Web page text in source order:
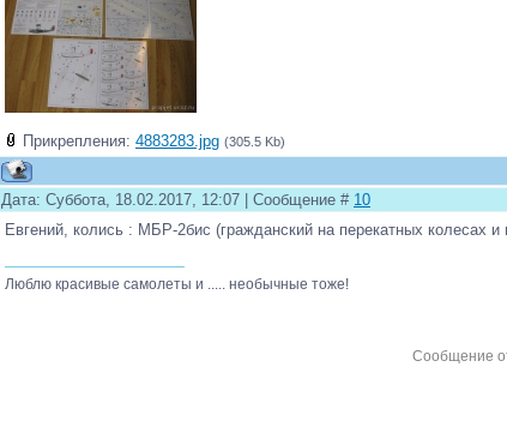
Прикрепления: 4883283.jpg (305.5 Kb)
Дата: Суббота, 18.02.2017, 12:07 | Сообщение # 10
Евгений, колись : МБР-2бис (гражданский на перекатных колесах
Люблю красивые самолеты и ..... необычные тоже!
Сообщение